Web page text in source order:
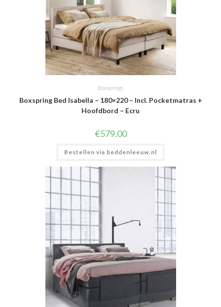
Boxsprings
Boxspring Bed Isabella – 180×220 – Incl. Pocketmatras +
Hoofdbord – Ecru
€579.00
Bestellen via beddenleeuw.nl